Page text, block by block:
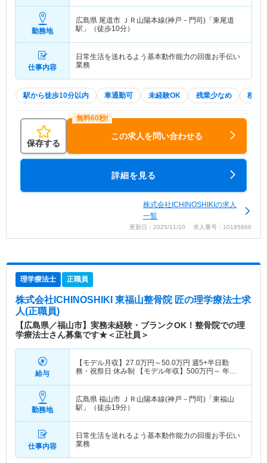
勤務地
広島県 尾道市 ＪＲ山陽本線(神戸－門司)「東尾道
駅」（徒歩10分）
仕事内容
日常生活を送れるよう基本動作能力の回復お手伝い
業務
駅から徒歩10分以内 車通勤可 未経験OK 残業少なめ 積極
保存する
この求人を問い合わせる
詳細を見る
株式会社ICHINOSHIKIの求人
一覧
更新日：2025/11/10 求人番号：10185866
理学療法士 正職員
株式会社ICHINOSHIKI 東福山整骨院 匠の理学療法士求
人(正職員)
【広島県／福山市】実務未経験・ブランクOK！整骨院での理
学療法士さん募集です★＜正社員＞
給与
【モデル月収】 27.0万円～50.0万円 週5+半日勤
務・祝祭日 休み制 【モデル年収】 500万円～ 年収
勤務地
広島県 福山市 ＪＲ山陽本線(神戸－門司)「東福山
駅」（徒歩19分）
仕事内容
日常生活を送れるよう基本動作能力の回復お手伝い
業務